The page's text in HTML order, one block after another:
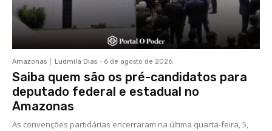
Amazonas Ludmila Dias - 6 de agosto de 2026
Saiba quem são os pré-candidatos para
deputado federal e estadual no
Amazonas
As convenções partidárias encerraram na última quarta-feira, 5,